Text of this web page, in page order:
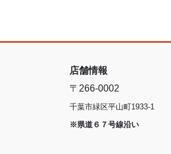
店舗情報
〒266-0002
千葉市緑区平山町1933-1
※県道６７号線沿い